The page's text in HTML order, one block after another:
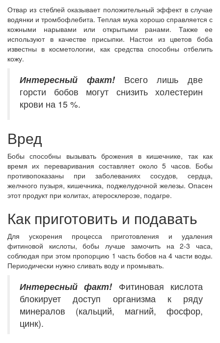
Отвар из стеблей оказывает положительный эффект в случае
водянки и тромбофлебита. Теплая мука хорошо справляется с
кожными нарывами или открытыми ранами. Также ее
используют в качестве присыпки. Настои из цветов боба
известны в косметологии, как средства способны отбелить
кожу.
Интересный факт!Всего лишь две
горсти бобов могут снизить холестерин
крови на 15 %.
Вред
Бобы способны вызывать брожения в кишечнике, так как
время их переваривания составляет около 5 часов. Бобы
противопоказаны при заболеваниях сосудов, сердца,
желчного пузыря, кишечника, поджелудочной железы. Опасен
этот продукт при колитах, атеросклерозе, подагре.
Как приготовить и подавать
Для ускорения процесса приготовления и удаления
фитиновой кислоты, бобы лучше замочить на 2-3 часа,
соблюдая при этом пропорцию 1 часть бобов на 4 части воды.
Периодически нужно сливать воду и промывать.
Интересныйфакт!Фитиновая кислота
блокирует доступ организма к ряду
минералов (кальций, магний, фосфор,
цинк).